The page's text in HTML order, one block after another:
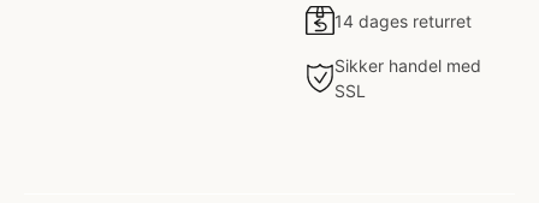
14 dages returret
Sikker handel med
SSL